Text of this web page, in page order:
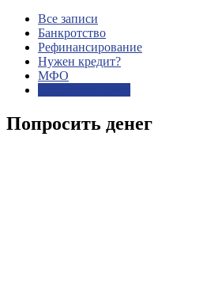
Все записи
Банкротство
Рефинансирование
Нужен кредит?
МФО
Попросить денег